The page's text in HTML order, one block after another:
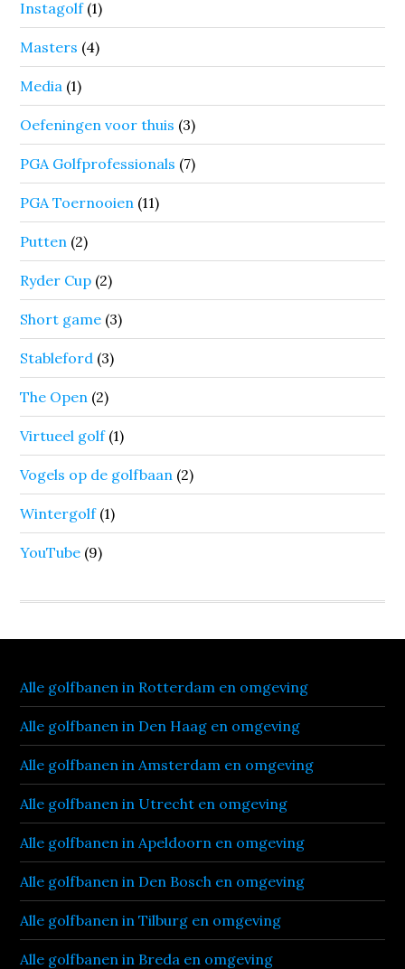
Instagolf(1)
Masters (4)
Media (1)
Oefeningen voor thuis (3)
PGA Golfprofessionals (7)
PGA Toernooien (11)
Putten (2)
Ryder Cup (2)
Short game (3)
Stableford (3)
The Open (2)
Virtueel golf(1)
Vogels op de golfbaan (2)
Wintergolf(1)
YouTube (9)
Alle golfbanen in Rotterdam en omgeving
Alle golfbanen in Den Haag en omgeving
Alle golfbanen in Amsterdam en omgeving
Alle golfbanen in Utrecht en omgeving
Alle golfbanen in Apeldoorn en omgeving
Alle golfbanen in Den Bosch en omgeving
Alle golfbanen in Tilburg en omgeving
Alle golfbanen in Breda en omgeving